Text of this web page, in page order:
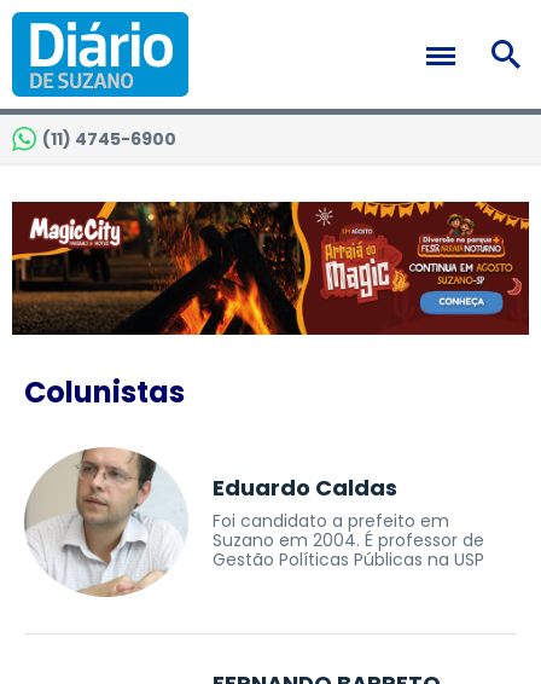
(11) 4745-6900
Colunistas
Eduardo Caldas
Foi candidato a prefeito em
Suzano em 2004. É professor de
Gestão Políticas Públicas na USP